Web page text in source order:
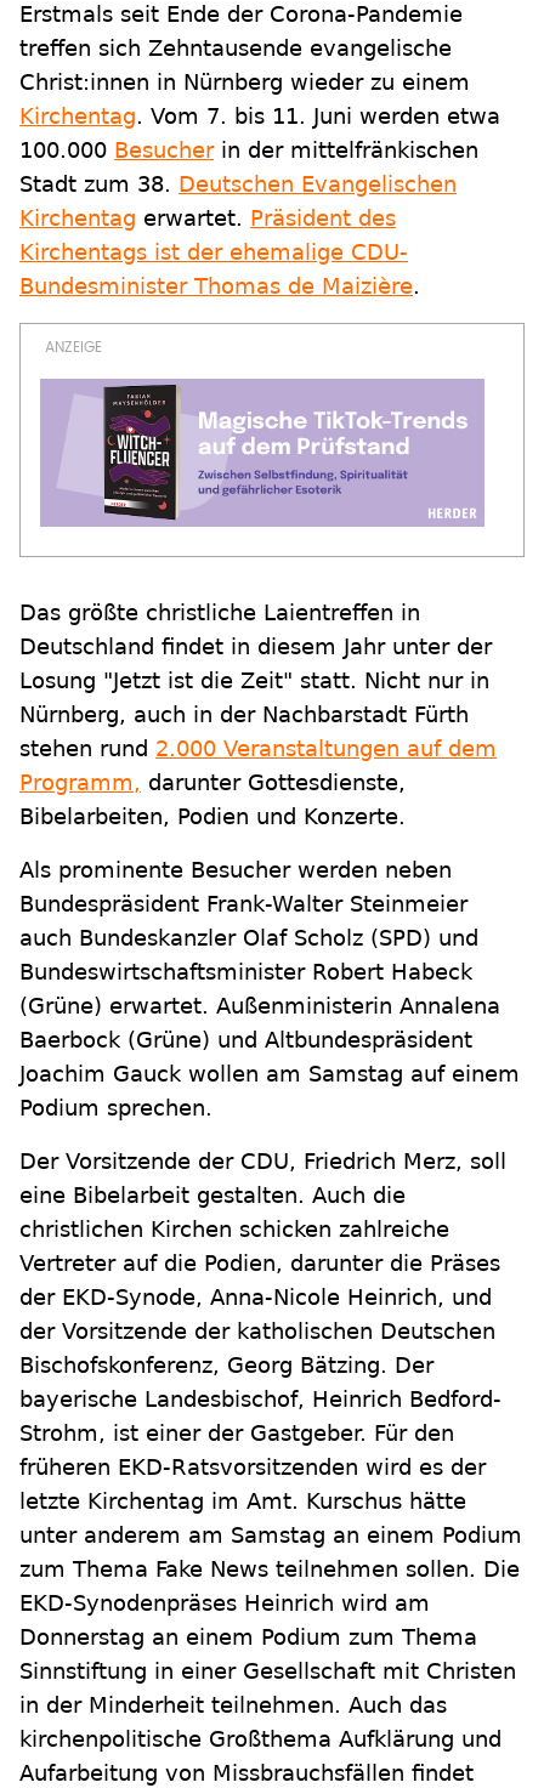
Erstmals seit Ende der Corona-Pandemie
treffen sich Zehntausende evangelische
Christ:innen in Nürnberg wieder zu einem
Kirchentag. Vom 7. bis 11. Juni werden etwa
100.000 Besucherin der mittelfränkischen
Stadt zum 38. Deutschen Evangelischen
Kirchentag erwartet. Präsident des
Kirchentags ist der ehemalige CDU-
Bundesminister Thomas de Maizière.
Das größte christliche Laientreffen in
Deutschland findet in diesem Jahr unter der
Losung "Jetzt ist die Zeit" statt. Nicht nur in
Nürnberg, auch in der Nachbarstadt Fürth
stehen rund 2.000 Veranstaltungen auf dem
Programm, darunter Gottesdienste,
Bibelarbeiten, Podien und Konzerte.
Als prominente Besucher werden neben
Bundespräsident Frank-Walter Steinmeier
auch Bundeskanzler Olaf Scholz (SPD) und
Bundeswirtschaftsminister Robert Habeck
(Grüne) erwartet. Außenministerin Annalena
Baerbock (Grüne) und Altbundespräsident
Joachim Gauck wollen am Samstag auf einem
Podium sprechen.
Der Vorsitzende der CDU, Friedrich Merz, soll
eine Bibelarbeit gestalten. Auch die
christlichen Kirchen schicken zahlreiche
Vertreter auf die Podien, darunter die Präses
der EKD-Synode, Anna-Nicole Heinrich, und
der Vorsitzende der katholischen Deutschen
Bischofskonferenz, Georg Bätzing. Der
bayerische Landesbischof, Heinrich Bedford-
Strohm, ist einer der Gastgeber. Für den
früheren EKD-Ratsvorsitzenden wird es der
letzte Kirchentag im Amt. Kurschus hätte
unter anderem am Samstag an einem Podium
zum Thema Fake News teilnehmen sollen. Die
EKD-Synodenpräses Heinrich wird am
Donnerstag an einem Podium zum Thema
Sinnstiftung in einer Gesellschaft mit Christen
in der Minderheit teilnehmen. Auch das
kirchenpolitische Großthema Aufklärung und
Aufarbeitung von Missbrauchsfällen findet